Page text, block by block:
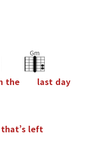
the
Gm
last day
that’s left